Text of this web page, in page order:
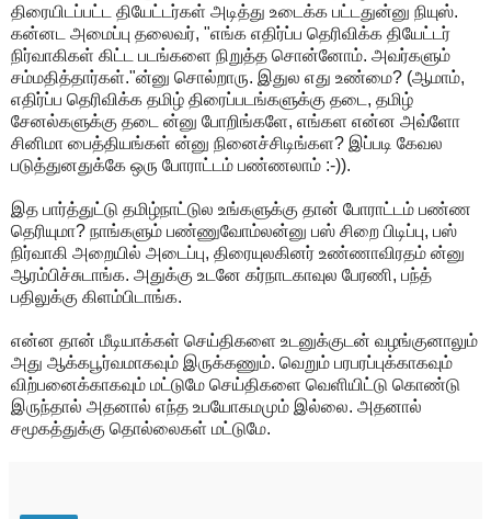
திரையிடப்பட்ட தியேட்டர்கள் அடித்து உடைக்க பட்டதுன்னு நியுஸ்.
கன்னட அமைப்பு தலைவர், "எங்க எதிர்ப்ப தெரிவிக்க தியேட்டர்
நிர்வாகிகள் கிட்ட படங்களை நிறுத்த சொன்னோம். அவர்களும்
சம்மதித்தார்கள்."ன்னு சொல்றாரு. இதுல எது உண்மை? (ஆமாம்,
எதிர்ப்ப தெரிவிக்க தமிழ் திரைப்படங்களுக்கு தடை, தமிழ்
சேனல்களுக்கு தடை ன்னு போறிங்களே, எங்கள என்ன அவ்ளோ
சினிமா பைத்தியங்கள் ன்னு நினைச்சிடிங்கள? இப்படி கேவல
படுத்துனதுக்கே ஒரு போராட்டம் பண்ணலாம் :-)).
இத பார்த்துட்டு தமிழ்நாட்டுல உங்களுக்கு தான் போராட்டம் பண்ண
தெரியுமா? நாங்களும் பண்ணுவோம்லன்னு பஸ் சிறை பிடிப்பு, பஸ்
நிர்வாகி அறையில் அடைப்பு, திரையுலகினர் உண்ணாவிரதம் ன்னு
ஆரம்பிச்சுடாங்க. அதுக்கு உடனே கர்நாடகாவுல பேரணி, பந்த்
பதிலுக்கு கிளம்பிடாங்க.
என்ன தான் மீடியாக்கள் செய்திகளை உடனுக்குடன் வழங்குனாலும்
அது ஆக்கபூர்வமாகவும் இருக்கணும். வெறும் பரபரப்புக்காகவும்
விற்பனைக்காகவும் மட்டுமே செய்திகளை வெளியிட்டு கொண்டு
இருந்தால் அதனால் எந்த உபயோகமமும் இல்லை. அதனால்
சமூகத்துக்கு தொல்லைகள் மட்டுமே.